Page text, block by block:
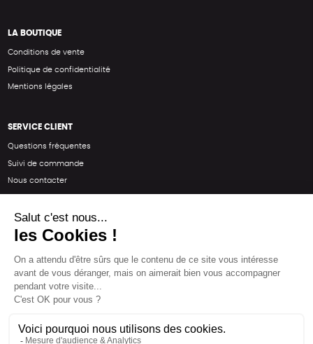
LA BOUTIQUE
Conditions de vente
Politique de confidentialité
Mentions légales
SERVICE CLIENT
Questions fréquentes
Suivi de commande
Nous contacter
SUIVEZ-NOUS